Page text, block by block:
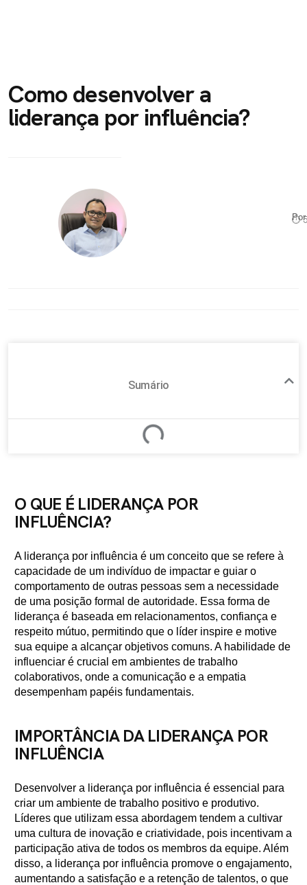
Como desenvolver a
liderança por influência?
⏱
Sumário
O QUE É LIDERANÇA POR
INFLUÊNCIA?
A liderança por influência é um conceito que se refere à
capacidade de um indivíduo de impactar e guiar o
comportamento de outras pessoas sem a necessidade
de uma posição formal de autoridade. Essa forma de
liderança é baseada em relacionamentos, confiança e
respeito mútuo, permitindo que o líder inspire e motive
sua equipe a alcançar objetivos comuns. A habilidade de
influenciar é crucial em ambientes de trabalho
colaborativos, onde a comunicação e a empatia
desempenham papéis fundamentais.
IMPORTÂNCIA DA LIDERANÇA POR
INFLUÊNCIA
Desenvolver a liderança por influência é essencial para
criar um ambiente de trabalho positivo e produtivo.
Líderes que utilizam essa abordagem tendem a cultivar
uma cultura de inovação e criatividade, pois incentivam a
participação ativa de todos os membros da equipe. Além
disso, a liderança por influência promove o engajamento,
aumentando a satisfação e a retenção de talentos, o que